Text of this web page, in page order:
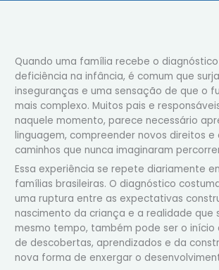
Quando uma família recebe o
deficiência na infância, é comum que
inseguranças e uma sensação de que o
mais complexo. Muitos pais e
naquele momento, parece necessário
linguagem, compreender novos direitos e
caminhos que nunca imaginaram
Essa experiência se repete diariamente
famílias brasileiras. O diagnóstico
uma ruptura entre as expectativas
nascimento da criança e a realidade que
mesmo tempo, também pode ser o início
de descobertas, aprendizados e da
nova forma de enxergar o